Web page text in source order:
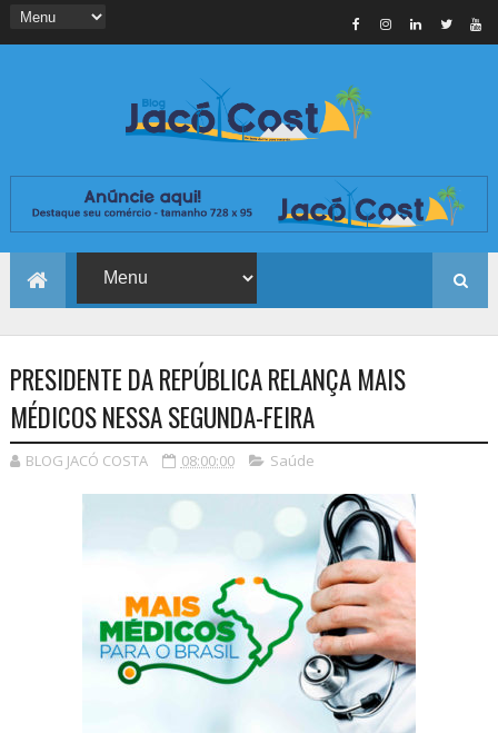
PRESIDENTE DA REPÚBLICA RELANÇA MAIS
MÉDICOS NESSA SEGUNDA-FEIRA
BLOG JACÓ COSTA 08:00:00 Saúde